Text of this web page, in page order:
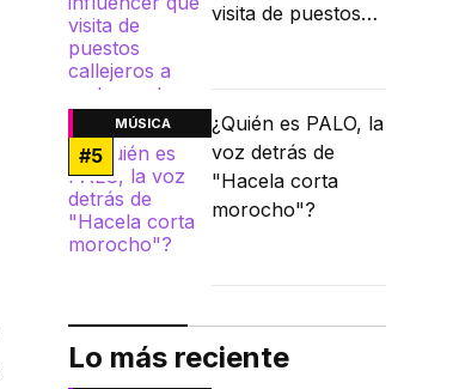
visita de puestos
MÚSICA
#5
¿Quién es PALO, la
voz detrás de
"Hacela corta
morocho"?
Lo más reciente